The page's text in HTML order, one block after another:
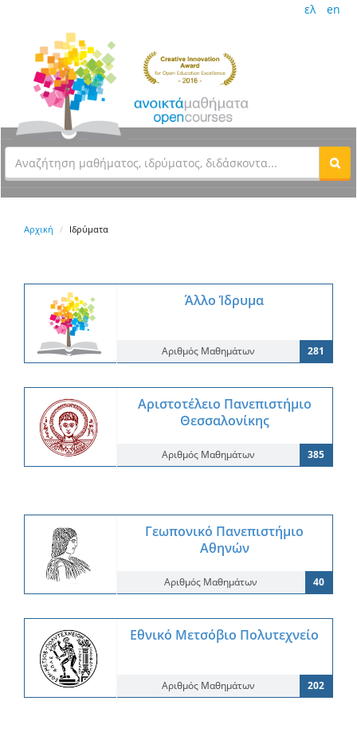
ελ en
Αρχική Ιδρύματα
Άλλο Ίδρυμα
Αριθμός Μαθημάτων 281
Αριστοτέλειο Πανεπιστήμιο
Θεσσαλονίκης
Αριθμός Μαθημάτων 385
Γεωπονικό Πανεπιστήμιο
Αθηνών
Αριθμός Μαθημάτων 40
Εθνικό Μετσόβιο Πολυτεχνείο
Αριθμός Μαθημάτων 202